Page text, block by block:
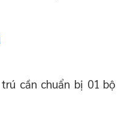
cần chuẩn bị 01 bộ